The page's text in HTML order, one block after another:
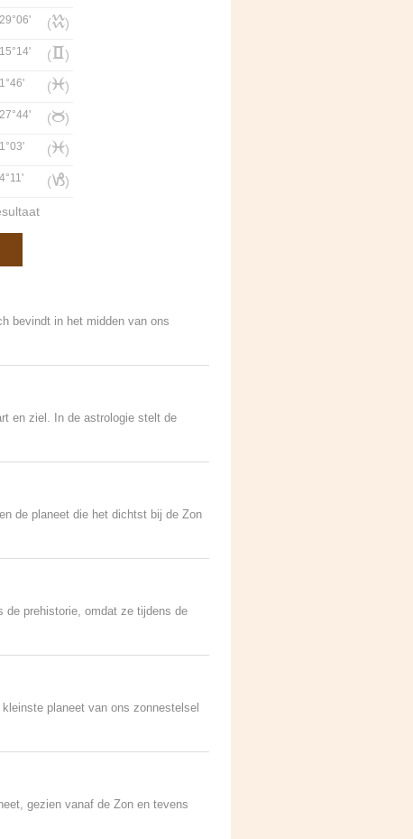
29°06' (k)
15°14' (c)
1°46' (l)
27°44' (b)
1°03' (l)
4°11' (j)
bevindt in het midden van ons
en ziel. In de astrologie stelt de
de planeet die het dichtst bij de Zon
de prehistorie, omdat ze tijdens de
planeet van ons zonnestelsel
gezien vanaf de Zon en tevens